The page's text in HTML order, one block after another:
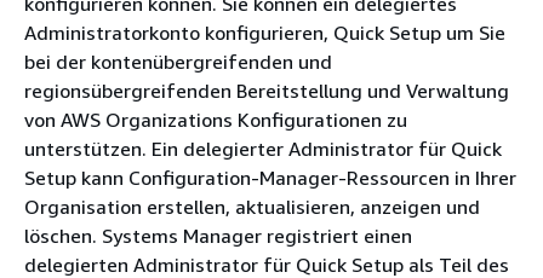
Administratorkonto konfigurieren, Quick Setup um Sie
bei der kontenübergreifenden und
regionsübergreifenden Bereitstellung und Verwaltung
von AWS Organizations Konfigurationen zu
unterstützen. Ein delegierter Administrator für Quick
Setup kann Configuration-Manager-Ressourcen in Ihrer
Organisation erstellen, aktualisieren, anzeigen und
löschen. Systems Manager registriert einen
delegierten Administrator für Quick Setup als Teil des